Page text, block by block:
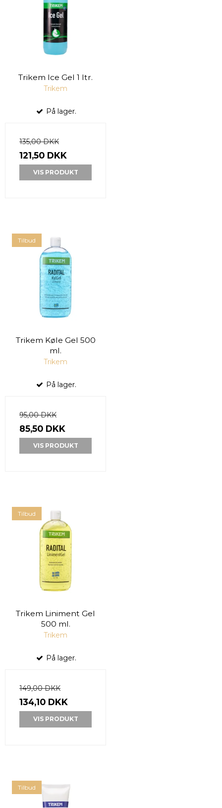
Trikem Ice Gel 1 ltr.
Trikem
På lager.
135,00 DKK
121,50 DKK
VIS PRODUKT
Tilbud
Trikem Køle Gel 500
ml.
Trikem
På lager.
95,00 DKK
85,50 DKK
VIS PRODUKT
Tilbud
Trikem Liniment Gel
500 ml.
Trikem
På lager.
149,00 DKK
134,10 DKK
VIS PRODUKT
Tilbud